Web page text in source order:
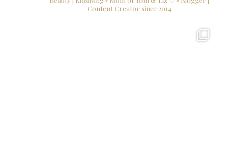
Content Creator since 2014